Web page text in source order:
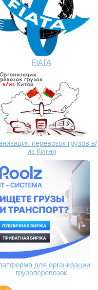
FIATA
перевозок грузов в/
из Китая
для организации
грузоперевозок